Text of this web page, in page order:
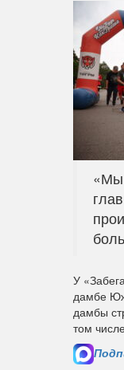
«Мы
У
дамбе
дамбы
том